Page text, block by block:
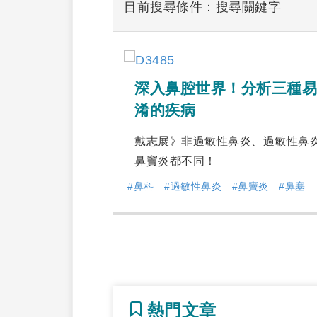
目前搜尋條件：搜尋關鍵字
深入鼻腔世界！分析三種
淆的疾病
戴志展》非過敏性鼻炎、過敏性鼻
鼻竇炎都不同！
#鼻科 #過敏性鼻炎 #鼻竇炎 #鼻塞
熱門文章